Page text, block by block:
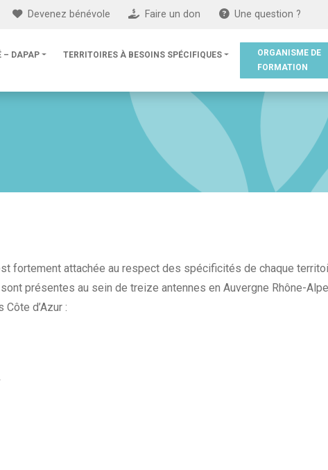
Devenez bénévole Faire un don Une question ?
– DAPAP TERRITOIRES À BESOINS SPÉCIFIQUES
ORGANISME DE
FORMATION
fortement attachée au respect des spécificités de chaque
présentes au sein de treize antennes en Auvergne Rhône-
d’Azur :